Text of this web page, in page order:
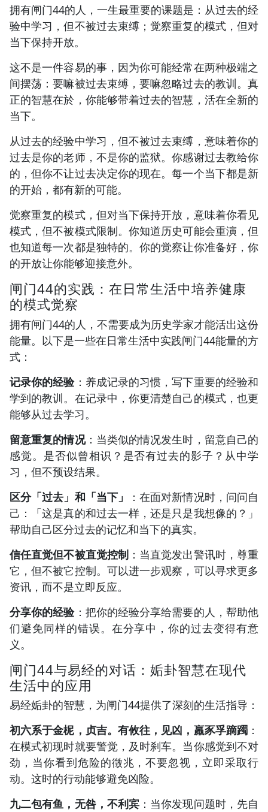
拥有闸门44的人，一生最重要的课题是：从过去的经
验中学习，但不被过去束缚；觉察重复的模式，但对
当下保持开放。
这不是一件容易的事，因为你可能经常在两种极端之
间摆荡：要嘛被过去束缚，要嘛忽略过去的教训。真
正的智慧在於，你能够带着过去的智慧，活在全新的
当下。
从过去的经验中学习，但不被过去束缚，意味着你的
过去是你的老师，不是你的监狱。你感谢过去教给你
的，但你不让过去决定你的现在。每一个当下都是新
的开始，都有新的可能。
觉察重复的模式，但对当下保持开放，意味着你看见
模式，但不被模式限制。你知道历史可能会重演，但
也知道每一次都是独特的。你的觉察让你准备好，你
的开放让你能够迎接意外。
闸门44的实践：在日常生活中培养健康
的模式觉察
拥有闸门44的人，不需要成为历史学家才能活出这份
能量。以下是一些在日常生活中实践闸门44能量的方
式：
记录你的经验：养成记录的习惯，写下重要的经验和
学到的教训。在记录中，你更清楚自己的模式，也更
能够从过去学习。
留意重复的情况：当类似的情况发生时，留意自己的
感觉。是否似曾相识？是否有过去的影子？从中学
习，但不预设结果。
区分「过去」和「当下」
：在面对新情况时，问问自
己：「这是真的和过去一样，还是只是我想像的？」
帮助自己区分过去的记忆和当下的真实。
信任直觉但不被直觉控制 ：当直觉发出警讯时，尊重
它，但不被它控制。可以进一步观察，可以寻求更多
资讯，而不是立即反应。
分享你的经验：把你的经验分享给需要的人，帮助他
们避免同样的错误。在分享中，你的过去变得有意
义。
闸门44与易经的对话：姤卦智慧在现代
生活中的应用
易经姤卦的智慧，为闸门44提供了深刻的生活指导：
初六系于金柅，贞吉。有攸往，见凶，羸豕孚蹢躅 ：
在模式初现时就要警觉，及时刹车。当你感觉到不对
劲，当你看到危险的徵兆，不要忽视，立即采取行
动。这时的行动能够避免凶险。
九二包有鱼，无咎，不利宾 ：当你发现问题时，先自